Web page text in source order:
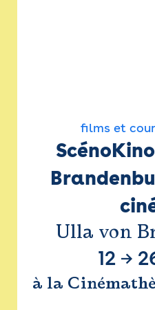
films et
Ulla von
12 →
à la